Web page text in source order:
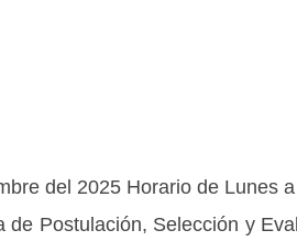
del 2025 Horario de Lunes
de Postulación, Selección y